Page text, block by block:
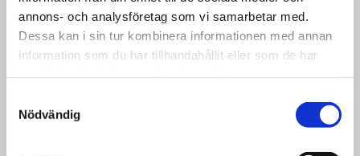
annons- och analysföretag som vi samarbetar med.
Dessa kan i sin tur kombinera informationen med annan
information som du har tillhandahållit eller som de har
Nödvändig